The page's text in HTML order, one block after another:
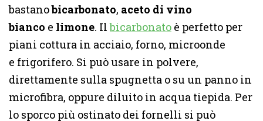
bastanobicarbonato, aceto di vino
bianco e limone. Ilbicarbonato è perfetto per
piani cottura in acciaio, forno, microonde
e frigorifero. Si può usare in polvere,
direttamente sulla spugnetta o su un panno in
microfibra, oppure diluito in acqua tiepida. Per
lo sporco più ostinato dei fornelli si può